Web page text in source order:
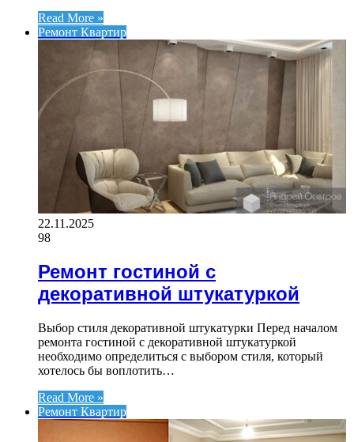
Read More »
Ремонт Квартир
22.11.2025
98
Ремонт гостиной с
декоративной штукатуркой
Выбор стиля декоративной штукатурки Перед началом
ремонта гостиной с декоративной штукатуркой
необходимо определиться с выбором стиля, который
хотелось бы воплотить…
Read More »
Ремонт Квартир